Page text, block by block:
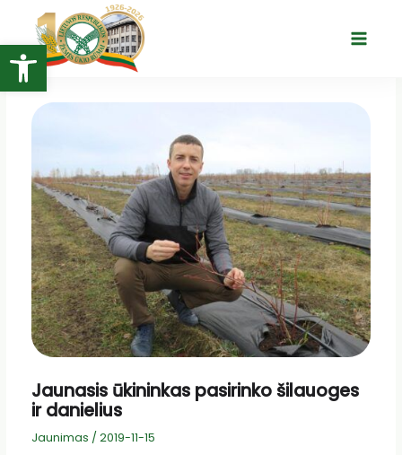
Open toolbar
turinio
Main
Jaunasis ūkininkas pasirinko šilauoges
ir danielius
Jaunimas / 2019-11-15